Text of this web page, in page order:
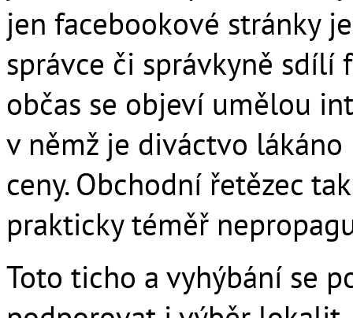
jen facebookové stránky
správce či správkyně
občas se objeví umělou
v němž je diváctvo
ceny. Obchodní řetězec
prakticky téměř
Toto ticho a vyhýbání se